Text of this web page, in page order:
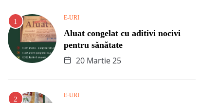
E-URI
Aluat congelat cu aditivi nocivi
pentru sănătate
20 Martie 25
E-URI